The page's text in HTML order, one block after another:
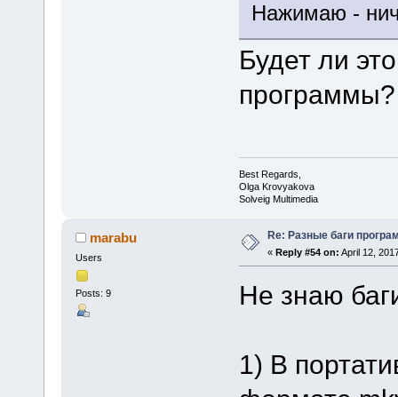
Нажимаю -
Будет ли
программы?
Best Regards,
Olga Krovyakova
Solveig Multimedia
marabu
Users
Posts: 9
Re: Разные баги
« Reply #54 on: April 12,
Не знаю
1) В